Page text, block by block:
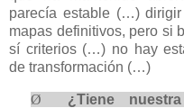
parecía estable (…)
mapas definitivos, pero
sí criterios (…) no hay
de transformación (…)
Ø
¿Tiene